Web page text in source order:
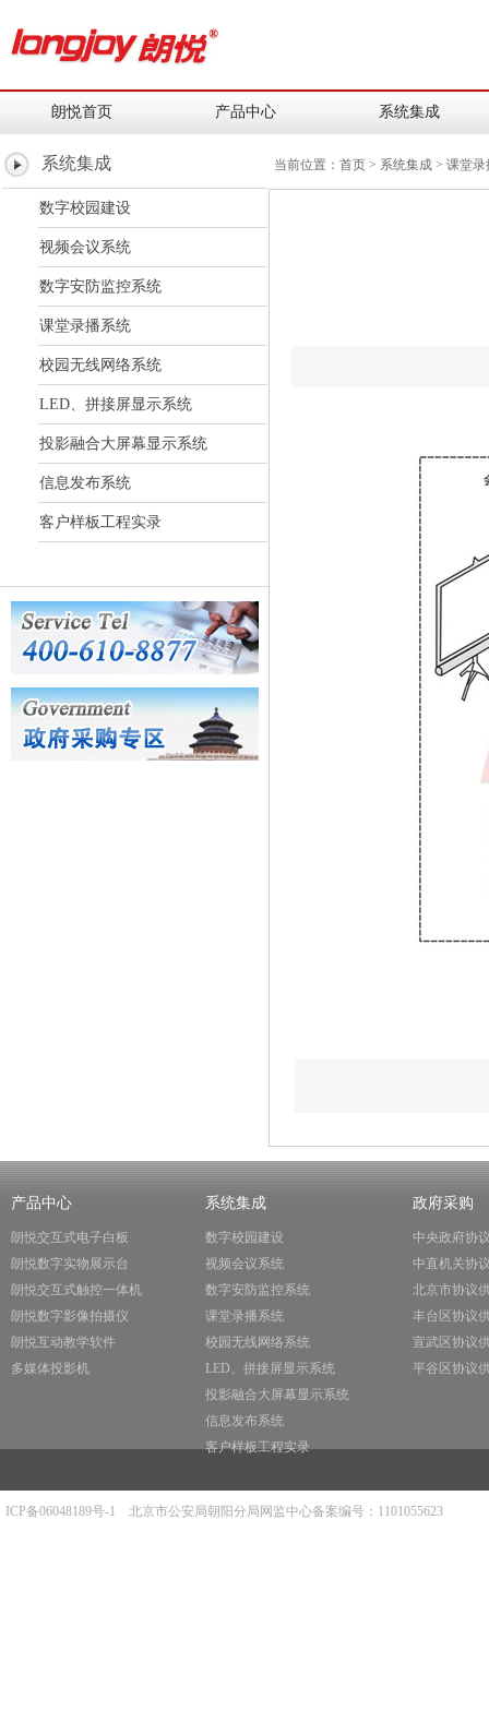
朗悦首页 产品中心 系统集成
系统集成
数字校园建设
视频会议系统
数字安防监控系统
课堂录播系统
校园无线网络系统
LED、拼接屏显示系统
投影融合大屏幕显示系统
信息发布系统
客户样板工程实录
当前位置： 首页 > 系统集成 > 课堂录
产品中心
朗悦交互式电子白板
朗悦数字实物展示台
朗悦交互式触控一体机
朗悦数字影像拍摄仪
朗悦互动教学软件
多媒体投影机
系统集成
数字校园建设
视频会议系统
数字安防监控系统
课堂录播系统
校园无线网络系统
LED、拼接屏显示系统
投影融合大屏幕显示系统
信息发布系统
客户样板工程实录
政府采购
中央政府协
中直机关协
北京市协议
丰台区协议
宣武区协议
平谷区协议
ICP备06048189号-1 北京市公安局朝阳分局网监中心备案编号：1101055623